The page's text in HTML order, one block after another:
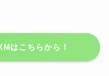
はこちらから！